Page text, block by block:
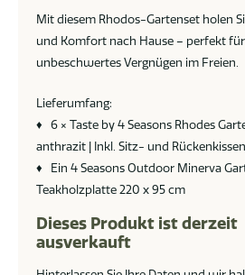
Mit diesem Rhodos-Gartenset holen
und Komfort nach Hause – perfekt für
unbeschwertes Vergnügen im Freien.
Lieferumfang:
♦ 6 × Taste by 4 Seasons Rhodes
anthrazit | Inkl. Sitz- und Rückenkissen
♦ Ein 4 Seasons Outdoor Minerva
Teakholzplatte 220 x 95 cm
Dieses Produkt ist derzeit
ausverkauft